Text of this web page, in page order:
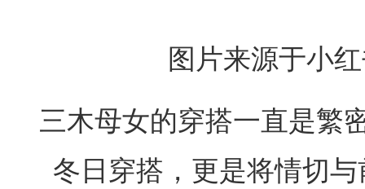
图片来源于小
三木母女的穿搭一直是繁
冬日穿搭，更是将情切